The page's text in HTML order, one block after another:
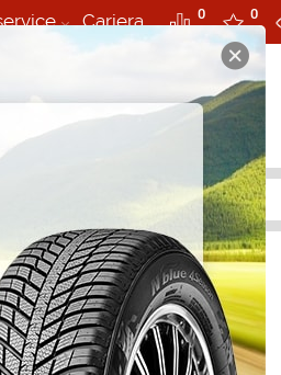
Cariera 0 0